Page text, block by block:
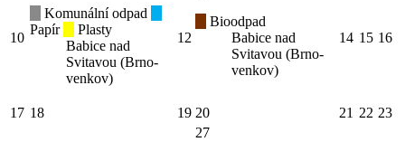
10
Komunální odpad
Papír
Plasty
Babice nad
Svitavou (Brno-
venkov)
12
Bioodpad
Babice nad
Svitavou (Brno-
venkov)
14 15 16
17 18 19 20 21 22 23
27